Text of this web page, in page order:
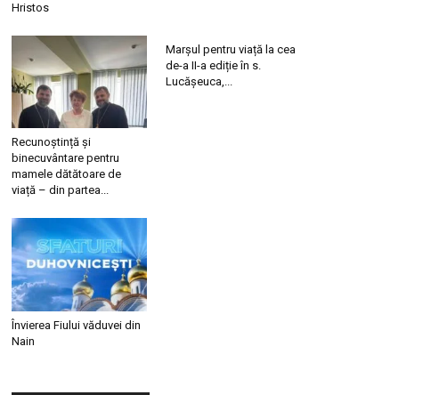
Hristos
Recunoștință și
binecuvântare pentru
mamele dătătoare de
viață – din partea...
Marșul pentru viață la cea
de-a II-a ediție în s.
Lucășeuca,...
Învierea Fiului văduvei din
Nain